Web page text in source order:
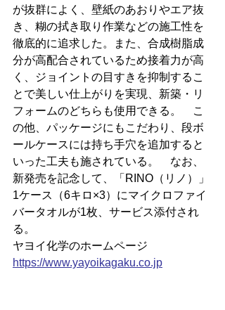
が抜群によく、壁紙のあおりやエア抜
き、糊の拭き取り作業などの施工性を
徹底的に追求した。また、合成樹脂成
分が高配合されているため接着力が高
く、ジョイントの目すきを抑制するこ
とで美しい仕上がりを実現、新築・リ
フォームのどちらも使用できる。　こ
の他、パッケージにもこだわり、段ボ
ールケースには持ち手穴を追加すると
いった工夫も施されている。　なお、
新発売を記念して、「RINO（リノ）」
1ケース（6キロ×3）にマイクロファイ
バータオルが1枚、サービス添付され
る。
ヤヨイ化学のホームページ
https://www.yayoikagaku.co.jp